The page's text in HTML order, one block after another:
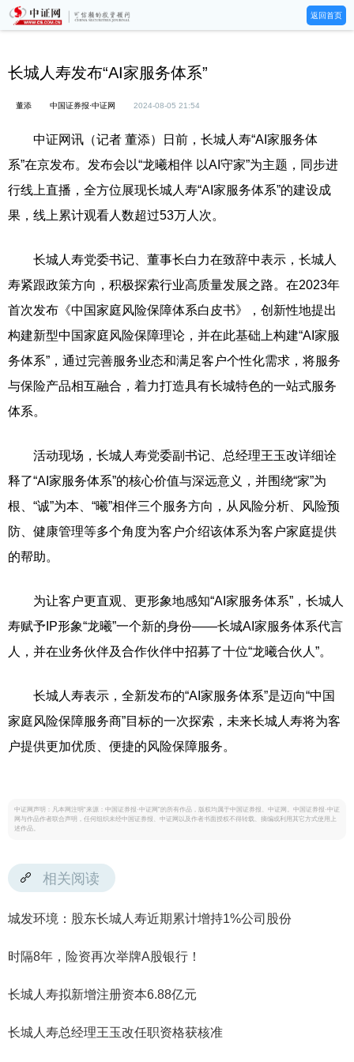
返回首页
长城人寿发布“AI家服务体系”
董添 中国证券报·中证网 2024-08-05 21:54
中证网讯（记者 董添）日前，长城人寿“AI家服务体
系”在京发布。发布会以“龙曦相伴 以AI守家”为主题，同步进
行线上直播，全方位展现长城人寿“AI家服务体系”的建设成
果，线上累计观看人数超过53万人次。
长城人寿党委书记、董事长白力在致辞中表示，长城人
寿紧跟政策方向，积极探索行业高质量发展之路。在2023年
首次发布《中国家庭风险保障体系白皮书》，创新性地提出
构建新型中国家庭风险保障理论，并在此基础上构建“AI家服
务体系”，通过完善服务业态和满足客户个性化需求，将服务
与保险产品相互融合，着力打造具有长城特色的一站式服务
体系。
活动现场，长城人寿党委副书记、总经理王玉改详细诠
释了“AI家服务体系”的核心价值与深远意义，并围绕“家”为
根、“诚”为本、“曦”相伴三个服务方向，从风险分析、风险预
防、健康管理等多个角度为客户介绍该体系为客户家庭提供
的帮助。
为让客户更直观、更形象地感知“AI家服务体系”，长城人
寿赋予IP形象“龙曦”一个新的身份——长城AI家服务体系代言
人，并在业务伙伴及合作伙伴中招募了十位“龙曦合伙人”。
长城人寿表示，全新发布的“AI家服务体系”是迈向“中国
家庭风险保障服务商”目标的一次探索，未来长城人寿将为客
户提供更加优质、便捷的风险保障服务。
中证网声明：凡本网注明“来源：中国证券报·中证网”的所有作品，版权均属于中国证券报、中证网。中国证券报·中证
网与作品作者联合声明，任何组织未经中国证券报、中证网以及作者书面授权不得转载、摘编或利用其它方式使用上
述作品。
相关阅读
城发环境：股东长城人寿近期累计增持1%公司股份
时隔8年，险资再次举牌A股银行！
长城人寿拟新增注册资本6.88亿元
长城人寿总经理王玉改任职资格获核准